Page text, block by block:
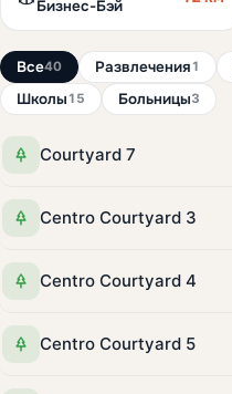
Бизнес-Бэй
Все40 Развлечения1
Школы15 Больницы3
Courtyard 7
Centro Courtyard 3
Centro Courtyard 4
Centro Courtyard 5